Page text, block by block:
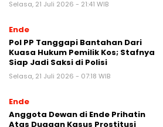
Selasa, 21 Juli 2026 - 21:41 WIB
Ende
Pol PP Tanggapi Bantahan Dari
Kuasa Hukum Pemilik Kos; Stafnya
Siap Jadi Saksi di Polisi
Selasa, 21 Juli 2026 - 07:18 WIB
Ende
Anggota Dewan di Ende Prihatin
Atas Dugaan Kasus Prostitusi